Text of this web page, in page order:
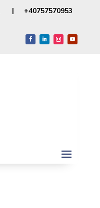
| +40757570953